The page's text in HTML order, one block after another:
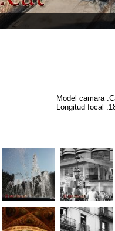
Model camara
Longitud focal